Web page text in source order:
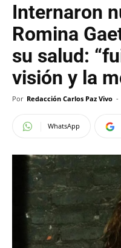
Internaron
Romina
su salud:
visión y la
Por Redacción Carlos Paz Vivo -
WhatsApp